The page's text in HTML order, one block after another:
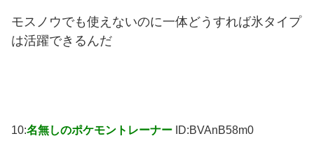
モスノウでも使えないのに一体どうすれば氷タイプ
は活躍できるんだ
10:名無しのポケモントレーナー ID:BVAnB58m0